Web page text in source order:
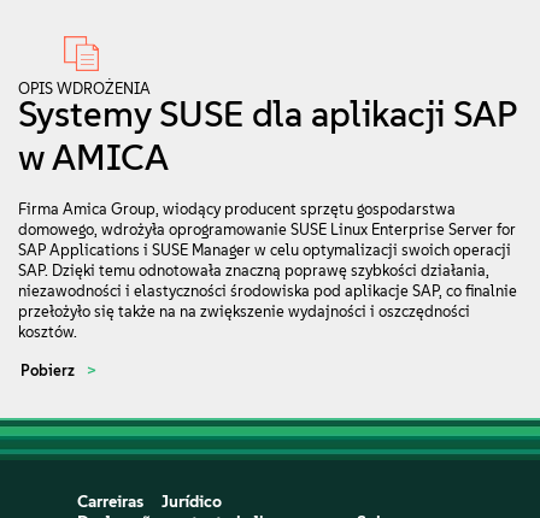
OPIS WDROŻENIA
Systemy SUSE dla aplikacji SAP
w AMICA
Firma Amica Group, wiodący producent sprzętu gospodarstwa
domowego, wdrożyła oprogramowanie SUSE Linux Enterprise Server for
SAP Applications i SUSE Manager w celu optymalizacji swoich operacji
SAP. Dzięki temu odnotowała znaczną poprawę szybkości działania,
niezawodności i elastyczności środowiska pod aplikacje SAP, co finalnie
przełożyło się także na na zwiększenie wydajności i oszczędności
kosztów.
Pobierz
Carreiras
Jurídico